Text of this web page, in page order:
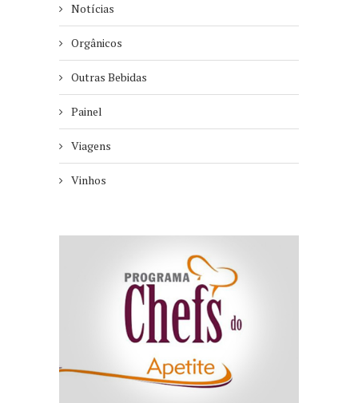
Notícias
Orgânicos
Outras Bebidas
Painel
Viagens
Vinhos